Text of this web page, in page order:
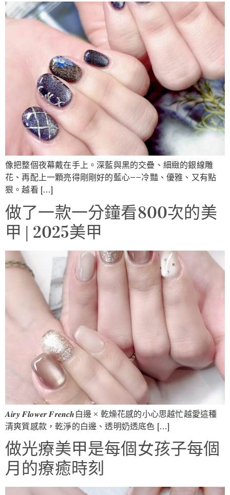
像把整個夜幕戴在手上。深藍與黑的交疊、細緻的銀線雕
花、再配上一顆亮得剛剛好的藍心——冷豔、優雅、又有點
狠。越看 […]
做了一款一分鐘看800次的美
甲 | 2025美甲
𝑨𝒊𝒓𝒚 𝑭𝒍𝒐𝒘𝒆𝒓 𝑭𝒓𝒆𝒏𝒄𝒉白邊 × 乾燥花感的小心思越忙越愛這種
清爽質感款，乾淨的白邊、透明奶透底色 […]
做光療美甲是每個女孩子每個
月的療癒時刻